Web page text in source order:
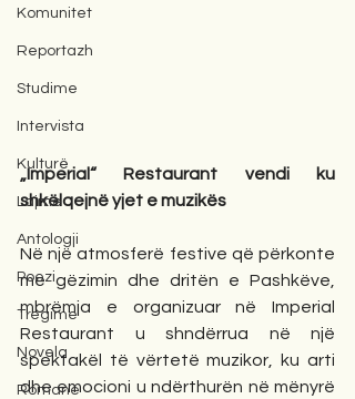
Komunitet
Reportazh
Studime
Intervista
Kulturë
Lajme
Antologji
Poezi
Tregime
Novela
Romane
„Imperial“ Restaurant vendi ku
shkëlqejnë yjet e muzikës
Në një atmosferë festive që përkonte
me gëzimin dhe dritën e Pashkëve,
mbrëmja e organizuar në Imperial
Restaurant u shndërrua në një
spektakël të vërtetë muzikor, ku arti
dhe emocioni u ndërthurën në mënyrë